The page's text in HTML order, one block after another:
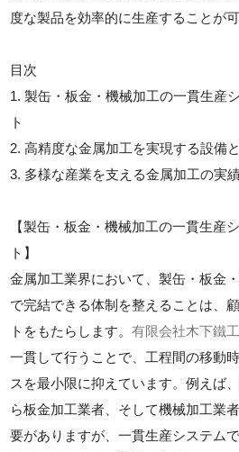
度な製品を効率的に生産することが
目次
1. 製缶・板金・機械加工の一貫生産
ト
2. 高精度な金属加工を実現する設備
3. 多様な産業を支える金属加工の実
【製缶・板金・機械加工の一貫生産
ト】
金属加工業界において、製缶・板金
で完結できる体制を整えることは、
トをもたらします。有限会社木下鐵
一貫して行うことで、工程間の移動
スを最小限に抑えています。例えば
ら板金加工業者、そして機械加工業
要がありますが、一貫生産システム